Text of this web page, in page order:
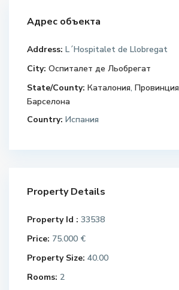
Адрес объекта
Address: L´Hospitalet de Llobregat
City: Оспиталет де Льобрегат
State/County: Каталония,Провинция
Барселона
Country: Испания
Property Details
Property Id : 33538
Price: 75.000 €
Property Size: 40.00
Rooms: 2